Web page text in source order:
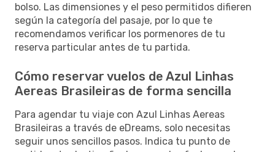
bolso. Las dimensiones y el peso permitidos difieren
según la categoría del pasaje, por lo que te
recomendamos verificar los pormenores de tu
reserva particular antes de tu partida.
Cómo reservar vuelos de Azul Linhas
Aereas Brasileiras de forma sencilla
Para agendar tu viaje con Azul Linhas Aereas
Brasileiras a través de eDreams, solo necesitas
seguir unos sencillos pasos. Indica tu punto de